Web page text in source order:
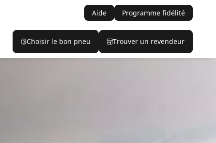
Aide Programme fidélité
Choisir le bon pneu Trouver un revendeur